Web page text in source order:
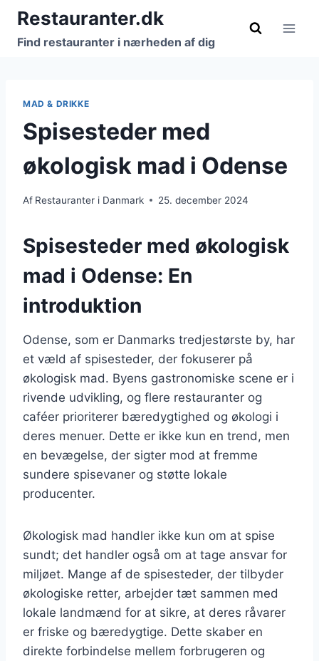
Fortsæt
indhold
Restauranter.dk
Find restauranter i nærheden af dig
MAD & DRIKKE
Spisesteder med
økologisk mad i Odense
Af Restauranter i Danmark 25. december 2024
Spisesteder med økologisk
mad i Odense: En
introduktion
Odense, som er Danmarks tredjestørste by, har
et væld af spisesteder, der fokuserer på
økologisk mad. Byens gastronomiske scene er i
rivende udvikling, og flere restauranter og
caféer prioriterer bæredygtighed og økologi i
deres menuer. Dette er ikke kun en trend, men
en bevægelse, der sigter mod at fremme
sundere spisevaner og støtte lokale
producenter.
Økologisk mad handler ikke kun om at spise
sundt; det handler også om at tage ansvar for
miljøet. Mange af de spisesteder, der tilbyder
økologiske retter, arbejder tæt sammen med
lokale landmænd for at sikre, at deres råvarer
er friske og bæredygtige. Dette skaber en
direkte forbindelse mellem forbrugeren og